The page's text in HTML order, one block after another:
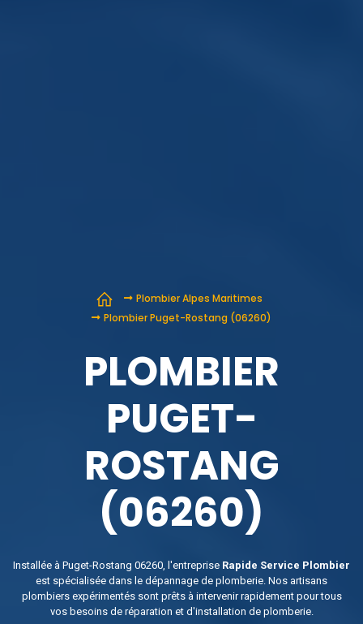
Plombier Alpes Maritimes
Plombier Puget-Rostang (06260)
PLOMBIER
PUGET-
ROSTANG
(06260)
Installée à Puget-Rostang 06260, l'entreprise Rapide Service Plombier
est spécialisée dans le dépannage de plomberie. Nos artisans
plombiers expérimentés sont prêts à intervenir rapidement pour tous
vos besoins de réparation et d'installation de plomberie.